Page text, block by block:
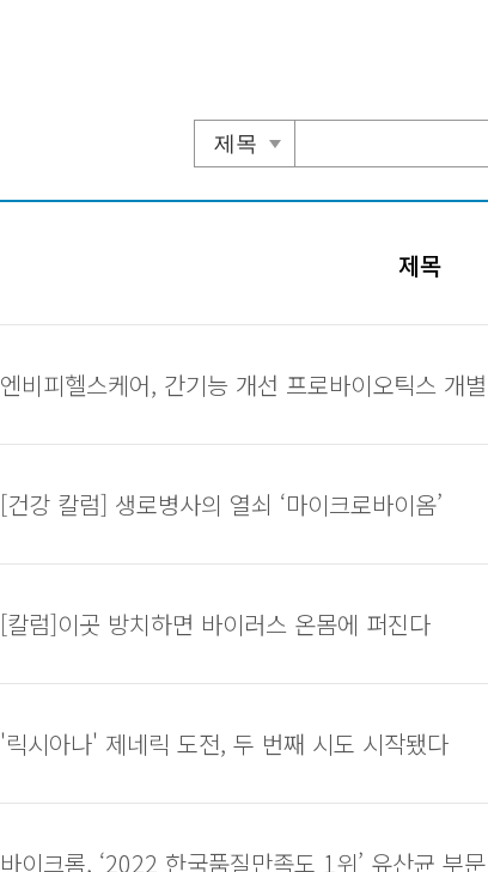
제목
엔비피헬스케어, 간기능 개선 프로바이오틱스 개
[건강 칼럼] 생로병사의 열쇠 ‘마이크로바이옴’
[칼럼]이곳 방치하면 바이러스 온몸에 퍼진다
'릭시아나' 제네릭 도전, 두 번째 시도 시작됐다
바이크롬, ‘2022 한국품질만족도 1위’ 유산균 부